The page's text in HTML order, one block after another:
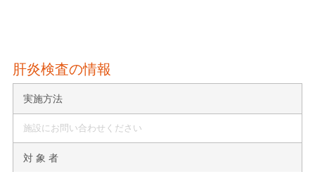
肝炎検査の情報
実施方法
施設にお問い合わせください
対 象 者